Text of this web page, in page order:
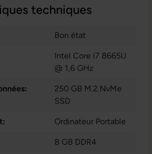
techniques
Bon état
Intel Core i7 8665U
@ 1,6 GHz
250 GB M.2 NvMe
SSD
Ordinateur Portable
8 GB DDR4